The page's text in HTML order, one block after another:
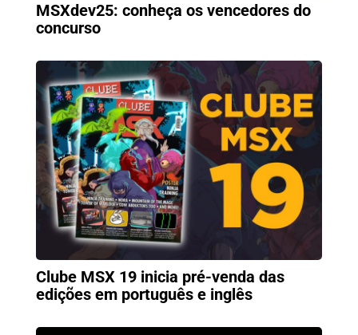
MSXdev25: conheça os vencedores do
concurso
Clube MSX 19 inicia pré-venda das
edições em português e inglês